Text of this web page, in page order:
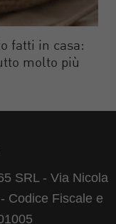
fatti in casa:
molto più
SRL - Via Nicola
Codice Fiscale e